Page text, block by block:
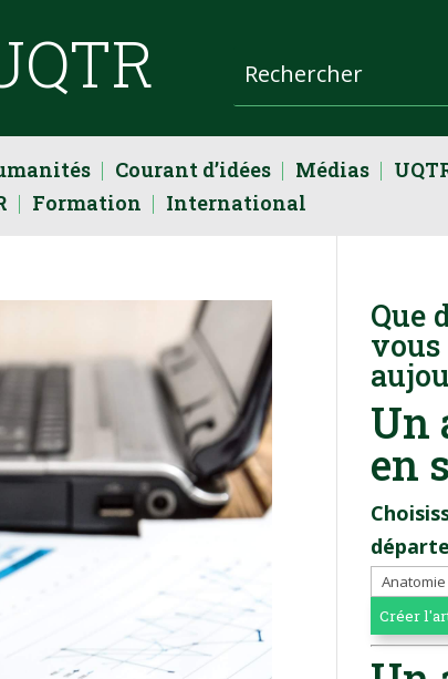
Courant d’idées Médias
Formation International
Que
Un
en